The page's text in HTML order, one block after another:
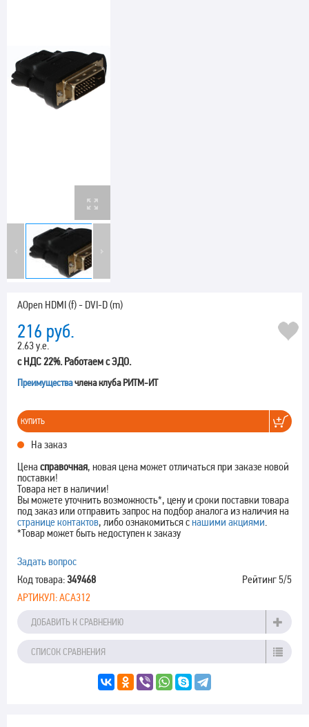
AOpen HDMI (f) - DVI-D (m)
216 руб.
2.63 у.е.
с НДС 22%. Работаем с ЭДО.
Преимуществачлена клуба РИТМ-ИТ
КУПИТЬ
На заказ
Цена справочная, новая цена может отличаться при заказе новой
поставки!
Товара нет в наличии!
Вы можете уточнить возможность*, цену и сроки поставки товара
под заказ или отправить запрос на подбор аналога из наличия на
странице контактов, либо ознакомиться снашими акциями.
*Товар может быть недоступен к заказу
Задать вопрос
Рейтинг 5/5
Код товара:349468
АРТИКУЛ:ACA312
ДОБАВИТЬ К СРАВНЕНИЮ
СПИСОК СРАВНЕНИЯ